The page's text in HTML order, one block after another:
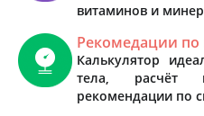
витаминов и
Рекомедации
Калькулятор
тела, расчёт
рекомендации по